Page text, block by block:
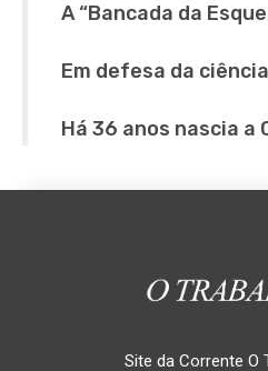
A “Bancada da
Em defesa da
Há 36 anos nascia a
Site da Corrente O